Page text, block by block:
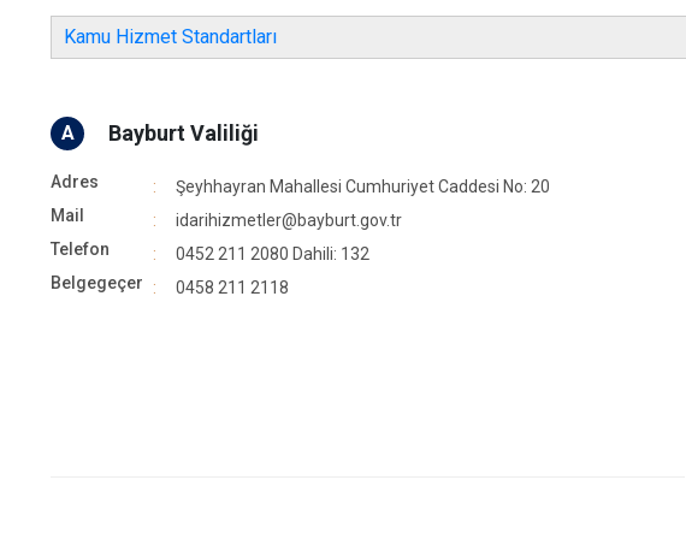
Kamu Hizmet Standartları
A Bayburt Valiliği
Adres
Şeyhhayran Mahallesi Cumhuriyet Caddesi No: 20
Mail
idarihizmetler@bayburt.gov.tr
Telefon
0452 211 2080 Dahili: 132
Belgegeçer
0458 211 2118